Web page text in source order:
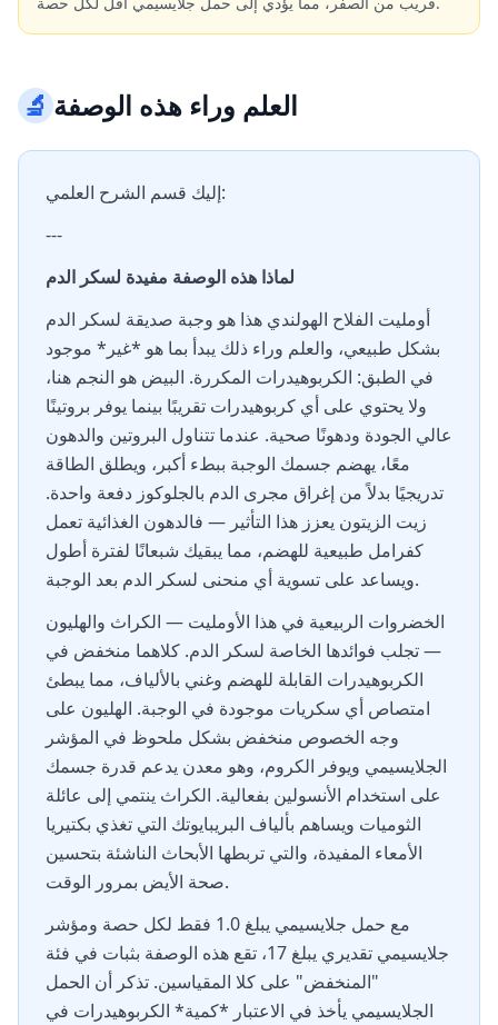
🔬العلم وراء هذه الوصفة
إليك قسم الشرح العلمي:
---
لماذا هذه الوصفة مفيدة لسكر الدم
أومليت الفلاح الهولندي هذا هو وجبة صديقة لسكر الدم
بشكل طبيعي، والعلم وراء ذلك يبدأ بما هو *غير* موجود
في الطبق: الكربوهيدرات المكررة. البيض هو النجم هنا،
ولا يحتوي على أي كربوهيدرات تقريبًا بينما يوفر بروتينًا
عالي الجودة ودهونًا صحية. عندما تتناول البروتين والدهون
معًا، يهضم جسمك الوجبة ببطء أكبر، ويطلق الطاقة
تدريجيًا بدلاً من إغراق مجرى الدم بالجلوكوز دفعة واحدة.
زيت الزيتون يعزز هذا التأثير — فالدهون الغذائية تعمل
كفرامل طبيعية للهضم، مما يبقيك شبعانًا لفترة أطول
ويساعد على تسوية أي منحنى لسكر الدم بعد الوجبة.
الخضروات الربيعية في هذا الأومليت — الكراث والهليون
— تجلب فوائدها الخاصة لسكر الدم. كلاهما منخفض في
الكربوهيدرات القابلة للهضم وغني بالألياف، مما يبطئ
امتصاص أي سكريات موجودة في الوجبة. الهليون على
وجه الخصوص منخفض بشكل ملحوظ في المؤشر
الجلايسيمي ويوفر الكروم، وهو معدن يدعم قدرة جسمك
على استخدام الأنسولين بفعالية. الكراث ينتمي إلى عائلة
الثوميات ويساهم بألياف البريبايوتك التي تغذي بكتيريا
الأمعاء المفيدة، والتي تربطها الأبحاث الناشئة بتحسين
صحة الأيض بمرور الوقت.
مع حمل جلايسيمي يبلغ 1.0 فقط لكل حصة ومؤشر
جلايسيمي تقديري يبلغ 17، تقع هذه الوصفة بثبات في فئة
"المنخفض" على كلا المقياسين. تذكر أن الحمل
الجلايسيمي يأخذ في الاعتبار *كمية* الكربوهيدرات في